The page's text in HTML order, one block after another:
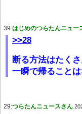
39:はじめのつらたんニュー
>>28
断る方法はたく
一瞬で帰ること
29:つらたんニュースさん